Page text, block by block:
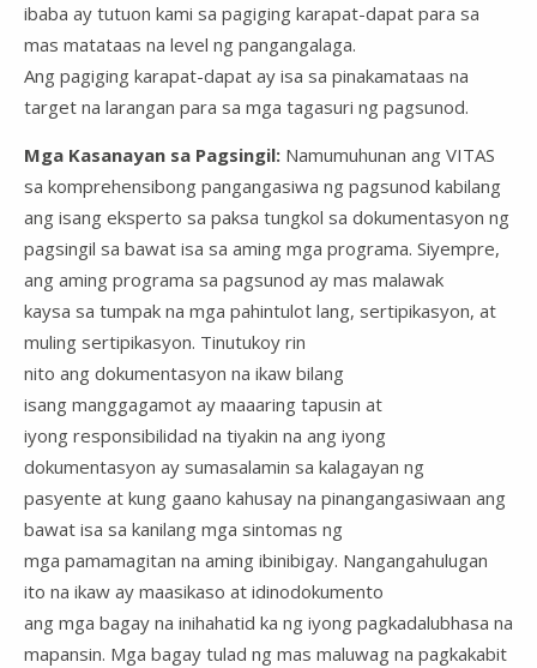
ibaba ay tutuon kami sa pagiging karapat-dapat para sa
mas matataas na level ng pangangalaga.
Ang pagiging karapat-dapat ay isa sa pinakamataas na
target na larangan para sa mga tagasuri ng pagsunod.
Mga Kasanayan sa Pagsingil: Namumuhunan ang VITAS
sa komprehensibong pangangasiwa ng pagsunod kabilang
ang isang eksperto sa paksa tungkol sa dokumentasyon ng
pagsingil sa bawat isa sa aming mga programa. Siyempre,
ang aming programa sa pagsunod ay mas malawak
kaysa sa tumpak na mga pahintulot lang, sertipikasyon, at
muling sertipikasyon. Tinutukoy rin
nito ang dokumentasyon na ikaw bilang
isang manggagamot ay maaaring tapusin at
iyong responsibilidad na tiyakin na ang iyong
dokumentasyon ay sumasalamin sa kalagayan ng
pasyente at kung gaano kahusay na pinangangasiwaan ang
bawat isa sa kanilang mga sintomas ng
mga pamamagitan na aming ibinibigay. Nangangahulugan
ito na ikaw ay maasikaso at idinodokumento
ang mga bagay na inihahatid ka ng iyong pagkadalubhasa na
mapansin. Mga bagay tulad ng mas maluwag na pagkakabit